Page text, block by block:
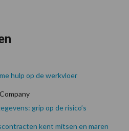
hulp op de werkvloer
grip op de risico’s
kent mitsen en maren